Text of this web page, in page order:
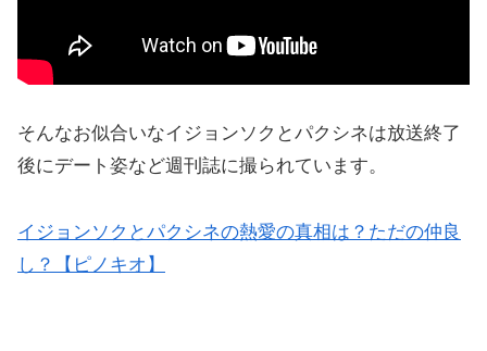
そんなお似合いなイジョンソクとパクシネは放送終了
後にデート姿など週刊誌に撮られています。
イジョンソクとパクシネの熱愛の真相は？ただの仲良
し？【ピノキオ】